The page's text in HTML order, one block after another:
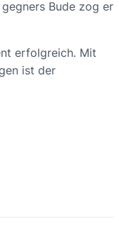
Bude zog er
erfolgreich. Mit
ist der